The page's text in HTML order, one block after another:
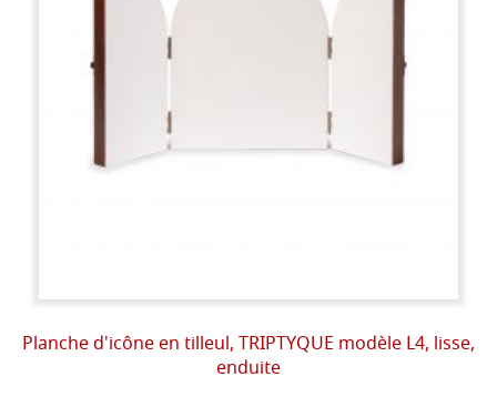
Planche d'icône en tilleul, TRIPTYQUE modèle L4, lisse,
enduite